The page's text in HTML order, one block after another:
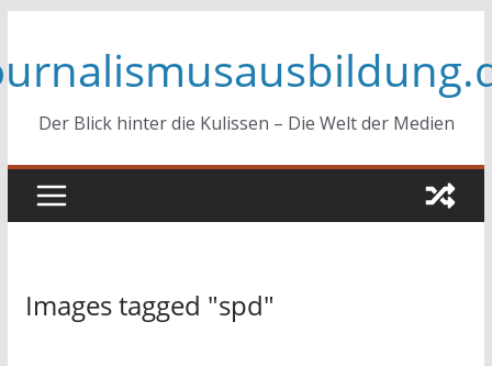
springen
Der Blick hinter die Kulissen – Die Welt der Medien
Images tagged "spd"